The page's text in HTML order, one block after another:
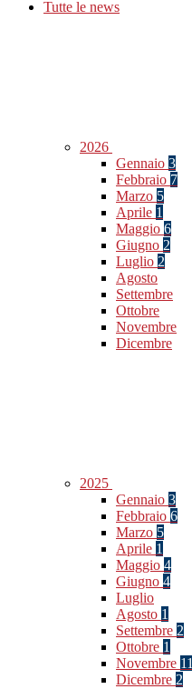
Tutte le news
2026
Gennaio 3
Febbraio 7
Marzo 5
Aprile 1
Maggio 6
Giugno 2
Luglio 2
Agosto
Settembre
Ottobre
Novembre
Dicembre
2025
Gennaio 3
Febbraio 6
Marzo 5
Aprile 1
Maggio 4
Giugno 4
Luglio
Agosto 1
Settembre 2
Ottobre 1
Novembre 11
Dicembre 2